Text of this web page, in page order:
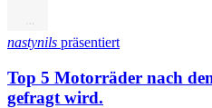
nastynils präsentiert
Top 5 Motorräder nach
gefragt wird.